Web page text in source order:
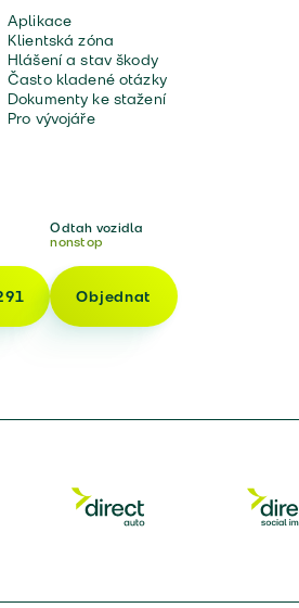
Aplikace
Klientská zóna
Hlášení a stav škody
Často kladené otázky
Dokumenty ke stažení
Pro vývojáře
Odtah vozidla
nonstop
Objednat